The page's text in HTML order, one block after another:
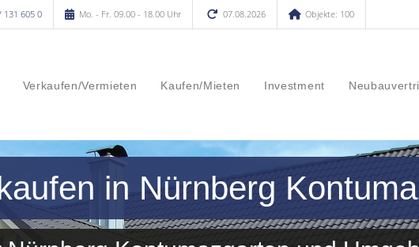
131 605 0 Mo. - Fr. 09.00 - 18.00 Uhr 07.08.2026 Objekte: 100
Verkaufen/Vermieten Kaufen/Mieten Investment
in Nürnberg